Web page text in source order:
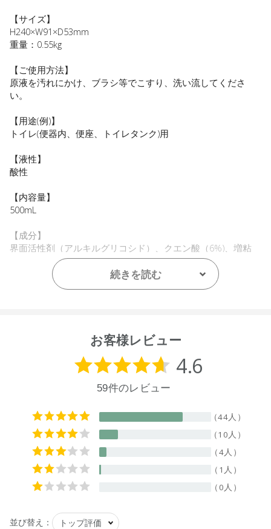
【サイズ】
H240×W91×D53mm
重量：0.55kg
【ご使用方法】
原液を汚れにかけ、ブラシ等でこすり、洗い流してくださ
い。
【用途(例)】
トイレ(便器内、便座、トイレタンク)用
【液性】
酸性
【内容量】
500mL
【成分】
界面活性剤（アルキルグリコシド）、クエン酸（6%)、増粘
【プラマーク】
【メーカー品番】
店舗でお問い合わせの際には、下記品番をお伝え下さい。
※通常はご注文より１～３営業日での発送となります。
商品によっては、お届けまで１～２週間かかる場合がござい
ますので予めご了承ください。
●パッケージはリニューアル等の理由により、写真と異なる場
合がございます。
●パッケージのリニューアル等の理由により、成分・処方が記
●予告なくパッケージ仕様が変更になる場合がございます。
続きを読む
お客様レビュー